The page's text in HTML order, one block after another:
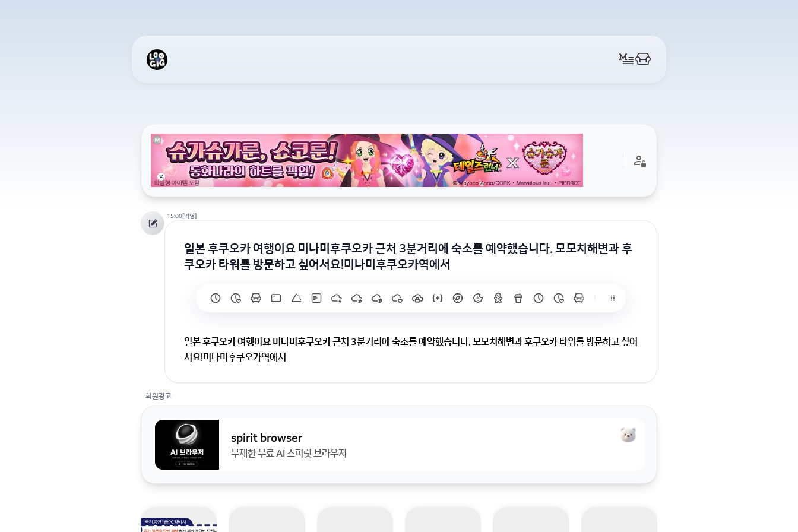
15:00[익명]
일본 후쿠오카 여행이요 미나미후쿠오카 근처 3분거리에 숙소를 예약했습니다. 모모치해변과 후
쿠오카 타워를 방문하고 싶어서요!미나미후쿠오카역에서
일본 후쿠오카 여행이요 미나미후쿠오카 근처 3분거리에 숙소를 예약했습니다. 모모치해변과 후쿠오카 타워를 방문하고 싶어
서요!미나미후쿠오카역에서
에서 모모치해변가는길 알려주세요!
회원광고
spirit browser
무제한 무료 AI 스피릿 브라우저